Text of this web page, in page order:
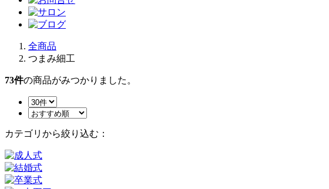
全商品
つまみ細工
73件の商品がみつかりました。
カテゴリから絞り込む：